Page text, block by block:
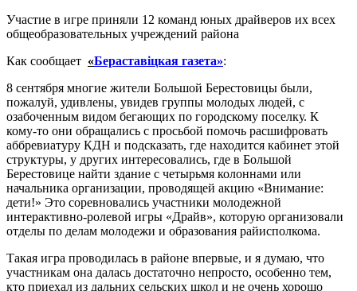
Участие в игре приняли 12 команд юных драйверов их всех
общеобразовательных учреждений района
Как сообщает «Бераставiцкая газета»:
8 сентября многие жители Большой Берестовицы были,
пожалуй, удивлены, увидев группы молодых людей, с
озабоченным видом бегающих по городскому поселку. К
кому-то они обращались с просьбой помочь расшифровать
аббревиатуру КДН и подсказать, где находится кабинет этой
структуры, у других интересовались, где в Большой
Берестовице найти здание с четырьмя колоннами или
начальника организации, проводящей акцию «Внимание:
дети!» Это соревновались участники молодежной
интерактивно-ролевой игры «Драйв», которую организовали
отделы по делам молодежи и образования райисполкома.
Такая игра проводилась в районе впервые, и я думаю, что
участникам она далась достаточно непросто, особенно тем,
кто приехал из дальних сельских школ и не очень хорошо